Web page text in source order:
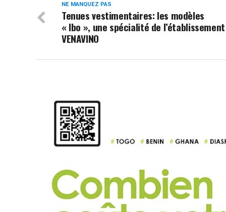
NE MANQUEZ PAS
Tenues vestimentaires: les modèles
« Ibo », une spécialité de l’établissement
VENAVINO